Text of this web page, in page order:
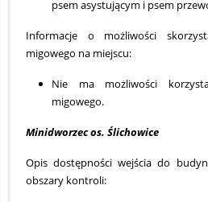
psem asystującym i psem
Informacje o możliwości
migowego na miejscu:
Nie ma możliwości
migowego.
Minidworzec os. Ślichowice
Opis dostępności wejścia do
obszary kontroli: